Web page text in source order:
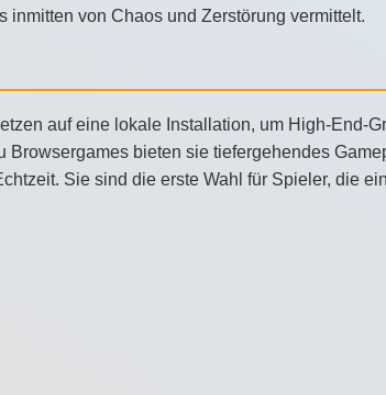
inmitten von Chaos und Zerstörung vermittelt.
auf eine lokale Installation, um High-End-
Browsergames bieten sie tiefergehendes
Sie sind die erste Wahl für Spieler, die